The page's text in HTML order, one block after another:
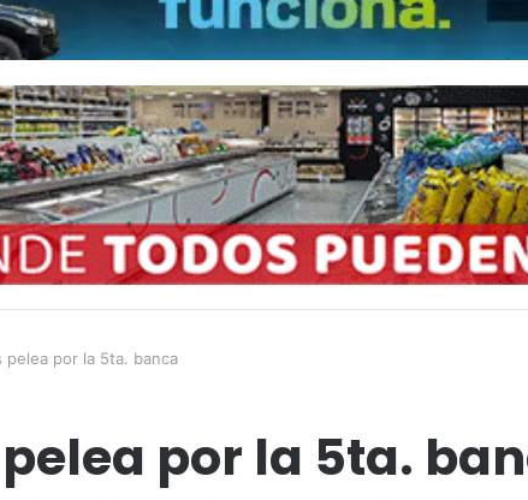
pelea por la 5ta. banca
por la 5ta.